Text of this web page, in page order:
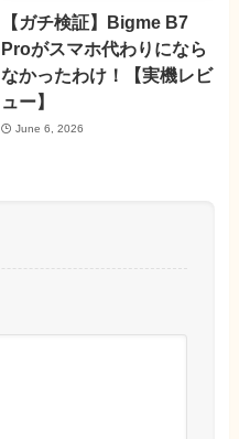
【ガチ検証】Bigme B7
Proがスマホ代わりになら
なかったわけ！【実機レビ
ュー】
June 6, 2026